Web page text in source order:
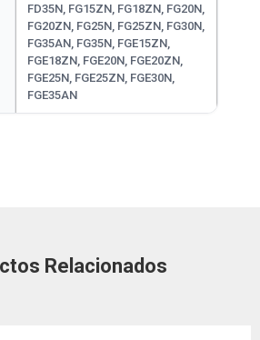
FD35N, FG15ZN, FG18ZN, FG20N,
FG20ZN, FG25N, FG25ZN, FG30N,
FG35AN, FG35N, FGE15ZN,
FGE18ZN, FGE20N, FGE20ZN,
FGE25N, FGE25ZN, FGE30N,
FGE35AN
Relacionados